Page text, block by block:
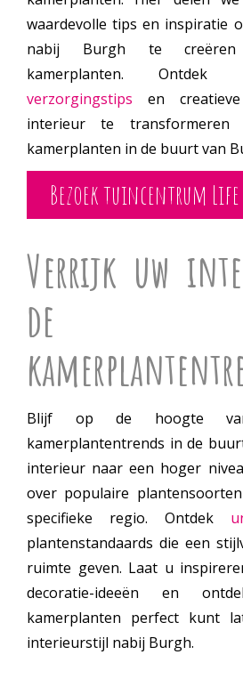
waardevolle tips en inspiratie
nabij Burgh te creëren
kamerplanten. Ontdek
verzorgingstips en
interieur te
kamerplanten in de buurt van
Bezoek tuincentrum Life
Verrijk uw
de
Blijf op de hoogte
kamerplantentrends in de
interieur naar een hoger
over populaire
specifieke regio. Ontdek
plantenstandaards die een
ruimte geven. Laat u
decoratie-ideeën en
kamerplanten perfect kunt
interieurstijl nabij Burgh.